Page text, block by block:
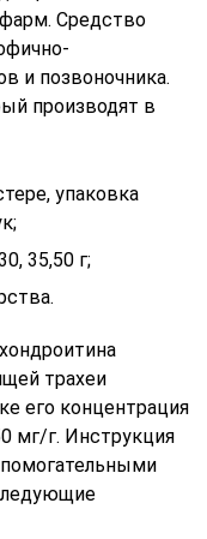
трахеи
его концентрация
мг/г. Инструкция